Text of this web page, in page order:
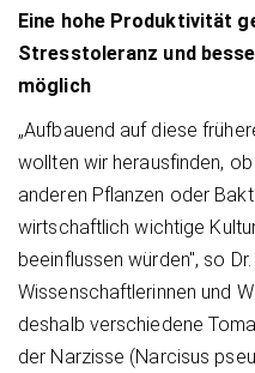
Eine hohe Produktivität
Stresstoleranz und
möglich
„Aufbauend auf diese
wollten wir herausfinden,
anderen Pflanzen oder
wirtschaftlich wichtige
beeinflussen würden", so
Wissenschaftlerinnen und
deshalb verschiedene
der Narzisse (Narcisus